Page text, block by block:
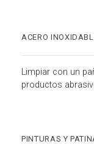
ACERO
Limpiar con un
productos
PINTURAS Y